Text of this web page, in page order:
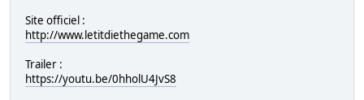
Site officiel :
http://www.letitdiethegame.com
Trailer :
https://youtu.be/0hholU4JvS8